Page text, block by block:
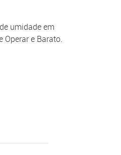
umidade em
e Barato.